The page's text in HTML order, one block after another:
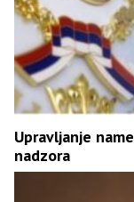
Upravljanje
nadzora